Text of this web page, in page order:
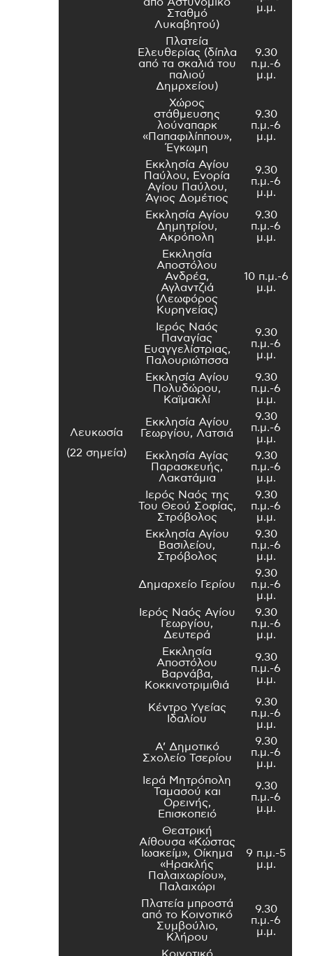
Λευκωσία
(22 σημεία)
Σταθμό
Λυκαβητού)
μ.μ.
Πλατεία
Ελευθερίας (δίπλα
από τα σκαλιά του
παλιού
Δημρχείου)
9.30
π.μ.-6
μ.μ.
Χώρος
στάθμευσης
λούναπαρκ
«Παπαφιλίππου»,
Έγκωμη
9.30
π.μ.-6
μ.μ.
Εκκλησία Αγίου
Παύλου, Ενορία
Αγίου Παύλου,
Άγιος Δομέτιος
9.30
π.μ.-6
μ.μ.
Εκκλησία Αγίου
Δημητρίου,
Ακρόπολη
9.30
π.μ.-6
μ.μ.
Εκκλησία
Αποστόλου
Ανδρέα,
Αγλαντζιά
(Λεωφόρος
Κυρηνείας)
10 π.μ.-6
μ.μ.
Ιερός Ναός
Παναγίας
Ευαγγελίστριας,
Παλουριώτισσα
9.30
π.μ.-6
μ.μ.
Εκκλησία Αγίου
Πολυδώρου,
Καϊμακλί
9.30
π.μ.-6
μ.μ.
Εκκλησία Αγίου
Γεωργίου, Λατσιά
9.30
π.μ.-6
μ.μ.
Εκκλησία Αγίας
Παρασκευής,
Λακατάμια
9.30
π.μ.-6
μ.μ.
Ιερός Ναός της
Του Θεού Σοφίας,
Στρόβολος
9.30
π.μ.-6
μ.μ.
Εκκλησία Αγίου
Βασιλείου,
Στρόβολος
9.30
π.μ.-6
μ.μ.
Δημαρχείο Γερίου
9.30
π.μ.-6
μ.μ.
Ιερός Ναός Αγίου
Γεωργίου,
Δευτερά
9.30
π.μ.-6
μ.μ.
Εκκλησία
Αποστόλου
Βαρνάβα,
Κοκκινοτριμιθιά
9.30
π.μ.-6
μ.μ.
Κέντρο Υγείας
Ιδαλίου
9.30
π.μ.-6
μ.μ.
Α’ Δημοτικό
Σχολείο Τσερίου
9.30
π.μ.-6
μ.μ.
Ιερά Μητρόπολη
Ταμασού και
Ορεινής,
Επισκοπειό
9.30
π.μ.-6
μ.μ.
Θεατρική
Αίθουσα «Κώστας
Ιωακείμ», Οίκημα
«Ηρακλής
Παλαιχωρίου»,
Παλαιχώρι
9 π.μ.-5
μ.μ.
Πλατεία μπροστά
από το Κοινοτικό
Συμβούλιο,
Κλήρου
9.30
π.μ.-6
μ.μ.
Κοινοτικό